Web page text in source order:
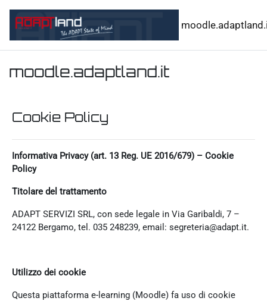
moodle.adaptland.it
Cookie Policy
Informativa Privacy (art. 13 Reg. UE 2016/679) – Cookie
Policy
Titolare del trattamento
ADAPT SERVIZI SRL, con sede legale in Via Garibaldi, 7 –
24122 Bergamo, tel. 035 248239, email: segreteria@adapt.it.
Utilizzo dei cookie
Questa piattaforma e-learning (Moodle) fa uso di cookie